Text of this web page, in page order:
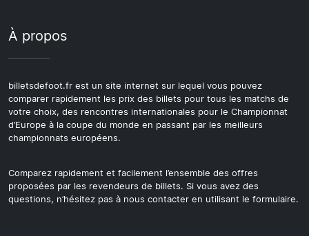
À propos
billetsdefoot.fr est un site internet sur lequel vous pouvez
comparer rapidement les prix des billets pour tous les matchs de
votre choix, des rencontres internationales pour le Championnat
d’Europe à la coupe du monde en passant par les meilleurs
championnats européens.
Comparez rapidement et facilement l’ensemble des offres
proposées par les revendeurs de billets. Si vous avez des
questions, n’hésitez pas à nous contacter en utilisant le formulaire.